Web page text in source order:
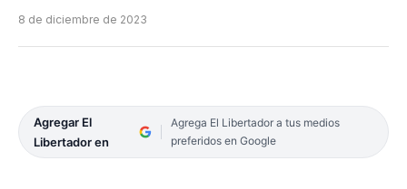
8 de diciembre de 2023
Agregar El
Libertador en
Agrega El Libertador a tus medios
preferidos en Google